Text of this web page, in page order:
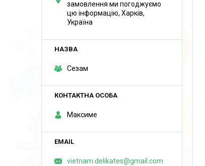
замовлення ми погоджуємо
цю інформацію, Харків,
Україна
Сезам
Максиме
vietnam.delikates@gmail.com